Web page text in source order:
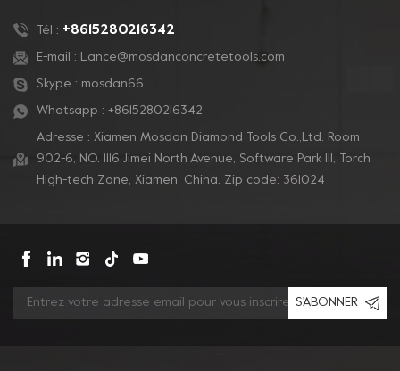
Tél : +8615280216342
E-mail : Lance@mosdanconcretetools.com
Skype : mosdan66
Whatsapp : +8615280216342
Adresse : Xiamen Mosdan Diamond Tools Co.,Ltd. Room
902-6, NO. 1116 Jimei North Avenue, Software Park Ill, Torch
High-tech Zone, Xiamen, China. Zip code: 361024
S'ABONNER